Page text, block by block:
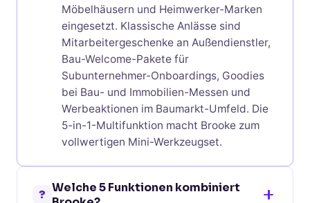
Möbelhäusern und Heimwerker-Marken
eingesetzt. Klassische Anlässe sind
Mitarbeitergeschenke an Außendienstler,
Bau-Welcome-Pakete für
Subunternehmer-Onboardings, Goodies
bei Bau- und Immobilien-Messen und
Werbeaktionen im Baumarkt-Umfeld. Die
5-in-1-Multifunktion macht Brooke zum
vollwertigen Mini-Werkzeugset.
? Welche 5 Funktionen kombiniert